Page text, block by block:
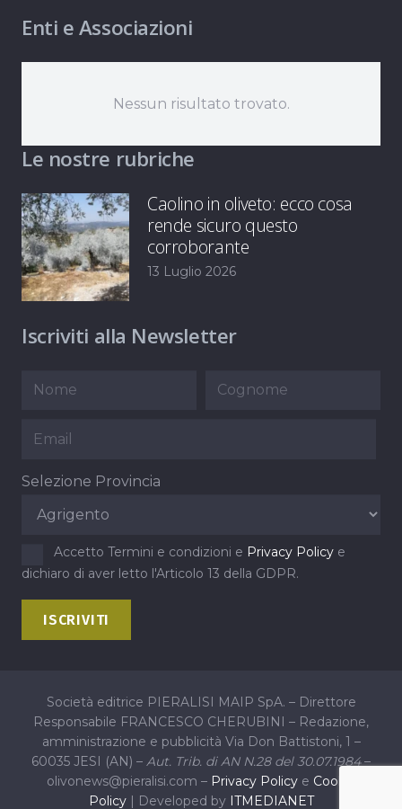
Enti e Associazioni
Nessun risultato trovato.
Le nostre rubriche
Caolino in oliveto: ecco cosa
rende sicuro questo
corroborante
13 Luglio 2026
Iscriviti alla Newsletter
Selezione Provincia
Accetto Termini e condizioni e Privacy Policy e
dichiaro di aver letto l'Articolo 13 della GDPR.
Società editrice PIERALISI MAIP SpA. – Direttore
Responsabile FRANCESCO CHERUBINI – Redazione,
amministrazione e pubblicità Via Don Battistoni, 1 –
60035 JESI (AN) – Aut. Trib. di AN N.28 del 30.07.1984–
olivonews@pieralisi.com – Privacy Policye Cookie
Policy| Developed by ITMEDIANET